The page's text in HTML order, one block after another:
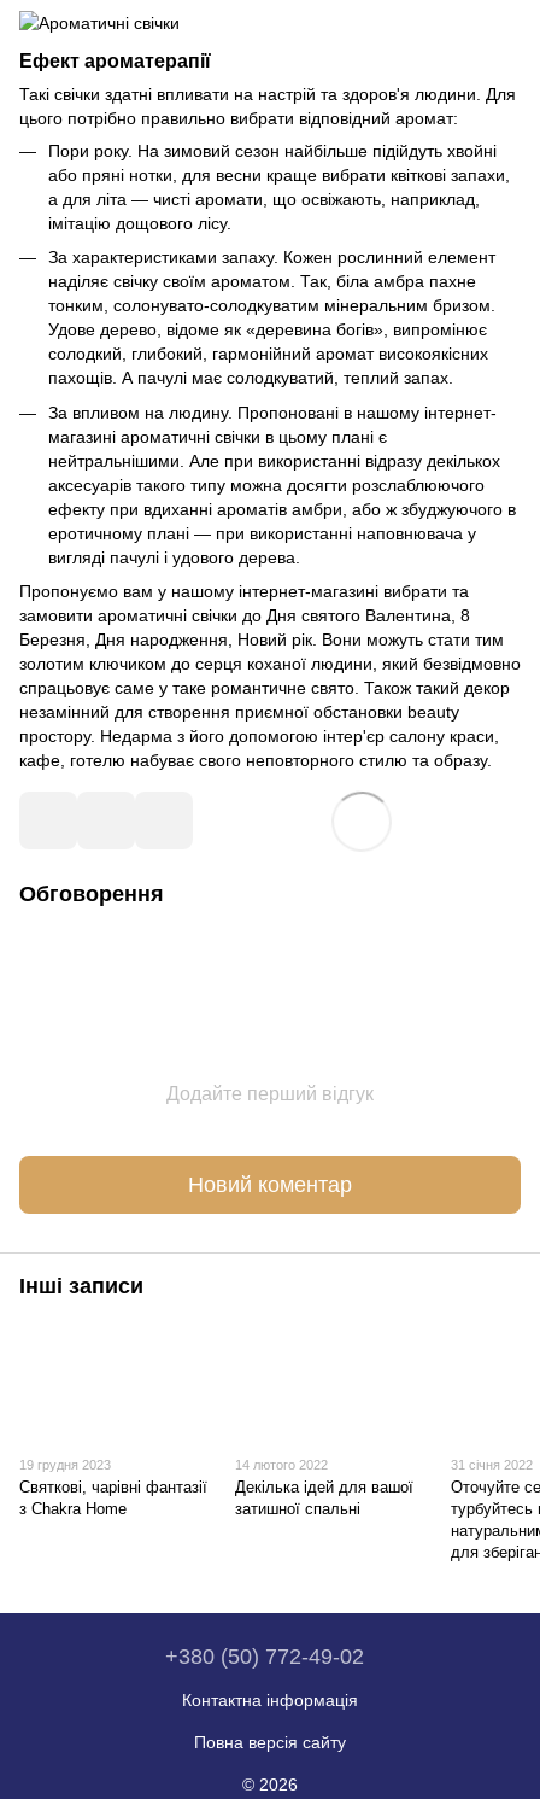
Ефект ароматерапії
Такі свічки здатні впливати на настрій та здоров'я людини. Для
цього потрібно правильно вибрати відповідний аромат:
Пори року. На зимовий сезон найбільше підійдуть хвойні
або пряні нотки, для весни краще вибрати квіткові запахи,
а для літа — чисті аромати, що освіжають, наприклад,
імітацію дощового лісу.
За характеристиками запаху. Кожен рослинний елемент
наділяє свічку своїм ароматом. Так, біла амбра пахне
тонким, солонувато-солодкуватим мінеральним бризом.
Удове дерево, відоме як «деревина богів», випромінює
солодкий, глибокий, гармонійний аромат високоякісних
пахощів. А пачулі має солодкуватий, теплий запах.
За впливом на людину. Пропоновані в нашому інтернет-
магазині ароматичні свічки в цьому плані є
нейтральнішими. Але при використанні відразу декількох
аксесуарів такого типу можна досягти розслаблюючого
ефекту при вдиханні ароматів амбри, або ж збуджуючого в
еротичному плані — при використанні наповнювача у
вигляді пачулі і удового дерева.
Пропонуємо вам у нашому інтернет-магазині вибрати та
замовити ароматичні свічки до Дня святого Валентина, 8
Березня, Дня народження, Новий рік. Вони можуть стати тим
золотим ключиком до серця коханої людини, який безвідмовно
спрацьовує саме у таке романтичне свято. Також такий декор
незамінний для створення приємної обстановки beauty
простору. Недарма з його допомогою інтер'єр салону краси,
кафе, готелю набуває свого неповторного стилю та образу.
Обговорення
Додайте перший відгук
Новий коментар
Інші записи
19 грудня 2023
Святкові, чарівні фантазії
з Chakra Home
14 лютого 2022
Декілька ідей для вашої
затишної спальні
31 січня 2022
Оточуйте
турбуйтесь
для
+380 (50) 772-49-02
Контактна інформація
Повна версія сайту
© 2026